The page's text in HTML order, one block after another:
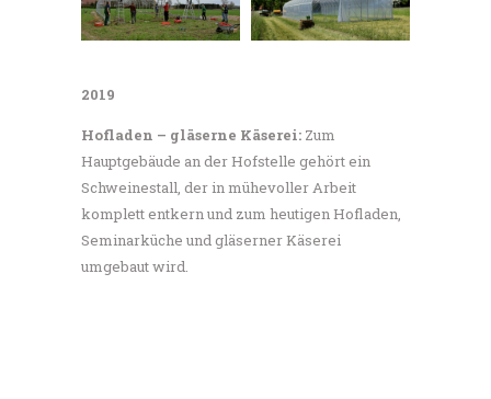
2019
Hofladen – gläserne Käserei: Zum
Hauptgebäude an der Hofstelle gehört ein
Schweinestall, der in mühevoller Arbeit
komplett entkern und zum heutigen Hofladen,
Seminarküche und gläserner Käserei
umgebaut wird.